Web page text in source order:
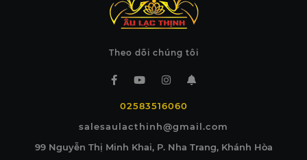
Theo dõi chúng tôi
02583516060
salesaulacthinh@gmail.com
99 Nguyễn Thị Minh Khai, P. Nha Trang, Khánh Hòa